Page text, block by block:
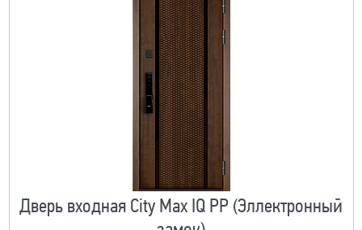
Дверь входная City Max IQ PP (Эллектронный